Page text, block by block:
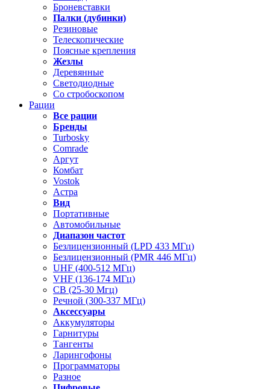
Броневставки
Палки (дубинки)
Резиновые
Телескопические
Поясные крепления
Жезлы
Деревянные
Светодиодные
Со стробоскопом
Рации
Все рации
Бренды
Turbosky
Comrade
Аргут
Комбат
Vostok
Астра
Вид
Портативные
Автомобильные
Диапазон частот
Безлицензионный (LPD 433 МГц)
Безлицензионный (PMR 446 МГц)
UHF (400-512 МГц)
VHF (136-174 МГц)
CB (25-30 Мгц)
Речной (300-337 МГц)
Аксессуары
Аккумуляторы
Гарнитуры
Тангенты
Ларингофоны
Программаторы
Разное